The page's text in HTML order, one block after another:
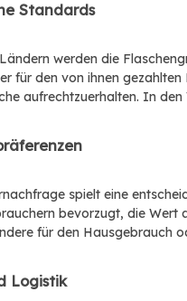
Standards
werden die
für den von ihnen
aufrechtzuerhalten. In
spielt eine
bevorzugt, die Wert
für den Hausgebrauch
Logistik